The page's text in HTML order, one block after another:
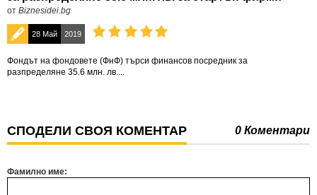
от Biznesidei.bg
28 Май 2019
Фондът на фондовете (ФнФ) търси финансов посредник за
разпределяне 35.6 млн. лв....
СПОДЕЛИ СВОЯ КОМЕНТАР 0 Коментари
Фамилно име: